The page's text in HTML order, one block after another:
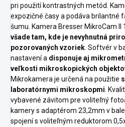
pri použití kontrastných metód.
expozičné časy a podáva brilantné
šumu. Kamera Bresser MikroCam II
všade tam, kde je nevyhnutná
pozorovaných vzoriek. Softvér v
nastavení a disponuje aj
veľkosti mikroskopických
Mikrokamera je určená na použitie
laboratórnymi mikroskopmi.
vybavené závitom pre voliteľný
kamery s adaptérom 23,2mm v
spojení s voliteľným reduktorom